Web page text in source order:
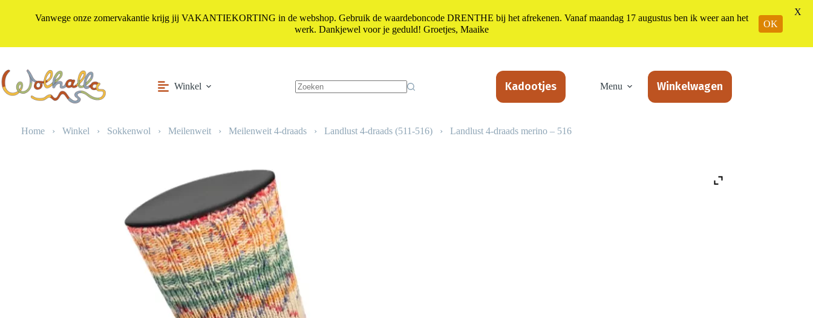
de
inhoud
Winkel
Kadootjes Menu Winkelwagen
Home › Winkel › Sokkenwol › Meilenweit › Meilenweit 4-draads › Landlust 4-draads (511-516) › Landlust 4-draads merino – 516
Vanwege onze zomervakantie krijg jij VAKANTIEKORTING in de webshop. Gebruik de waardeboncode DRENTHE bij het afrekenen. Vanaf maandag 17 augustus ben ik weer aan het
werk. Dankjewel voor je geduld! Groetjes, Maaike
OK
X